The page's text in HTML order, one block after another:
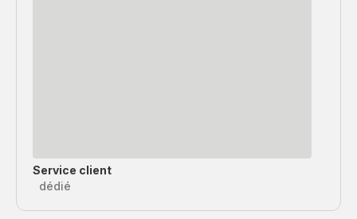
Service client
dédié